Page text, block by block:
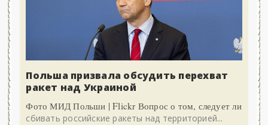
Польша призвала обсудить перехват
ракет над Украиной
Фото МИД Польши | Flickr Вопрос о том, следует ли
сбивать российские ракеты над территорией...